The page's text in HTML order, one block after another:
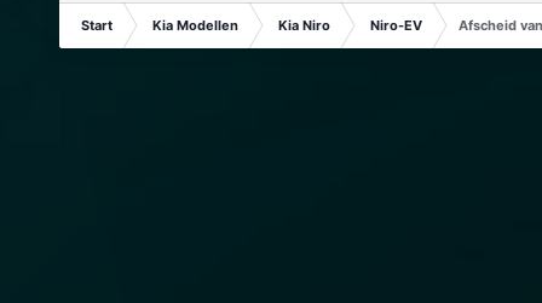
Start Kia Modellen Kia Niro Niro-EV Afscheid